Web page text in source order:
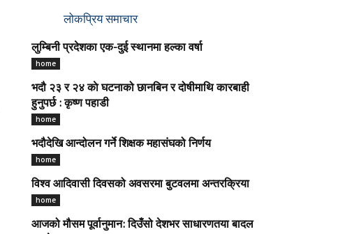
लोकप्रिय समाचार
लुम्बिनी प्रदेशका एक-दुई स्थानमा हल्का वर्षा
home
भदौ २३ र २४ काे घटनाको छानबिन र दोषीमाथि कारबाही
हुनुपर्छ : कृष्ण पहाडी
home
भदौदेखि आन्दोलन गर्ने शिक्षक महासंघको निर्णय
home
विश्व आदिवासी दिवसको अवसरमा बुटवलमा अन्तरक्रिया
home
आजको मौसम पूर्वानुमान: दिउँसो देशभर साधारणतया बादल